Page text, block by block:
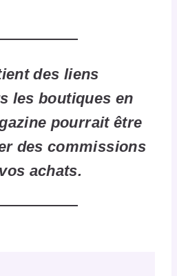
des liens
les boutiques en
pourrait être
des commissions
achats.